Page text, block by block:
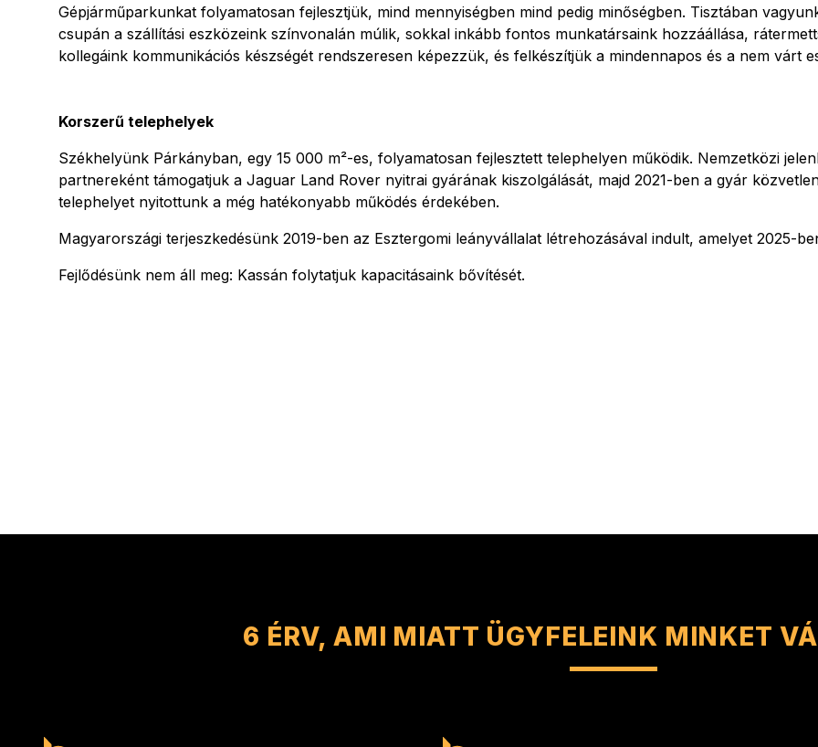
Gépjárműparkunkat folyamatosan fejlesztjük, mind mennyiségben mind pedig minőségben. Tisztában
csupán a szállítási eszközeink színvonalán múlik, sokkal inkább fontos munkatársaink hozzáállása,
kollegáink kommunikációs készségét rendszeresen képezzük, és felkészítjük a mindennapos és a nem várt
Korszerű telephelyek
Székhelyünk Párkányban, egy 15 000 m²-es, folyamatosan fejlesztett telephelyen működik. Nemzetközi
partnereként támogatjuk a Jaguar Land Rover nyitrai gyárának kiszolgálását, majd 2021-ben a gyár
telephelyet nyitottunk a még hatékonyabb működés érdekében.
Magyarországi terjeszkedésünk 2019-ben az Esztergomi leányvállalat létrehozásával indult, amelyet 2025-
Fejlődésünk nem áll meg: Kassán folytatjuk kapacitásaink bővítését.
6 ÉRV, AMI MIATT ÜGYFELEINK MINKET